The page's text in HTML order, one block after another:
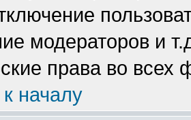
модераторов и
права во всех
началу